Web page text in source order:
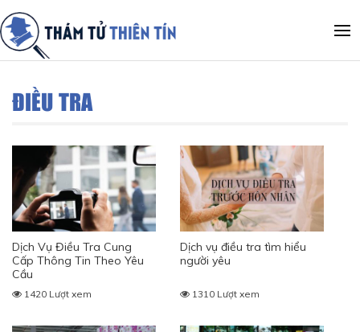
ĐIỀU TRA
Dịch Vụ Điều Tra Cung
Cấp Thông Tin Theo Yêu
Cầu
1420 Lượt xem
Dịch vụ điều tra tìm hiểu
người yêu
1310 Lượt xem